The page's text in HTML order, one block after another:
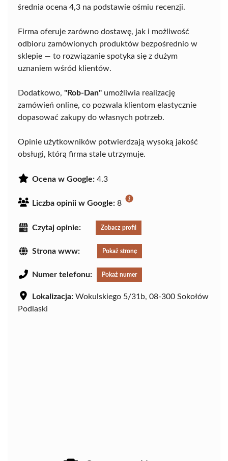
średnia ocena 4,3 na podstawie ośmiu recenzji.
Firma oferuje zarówno dostawę, jak i możliwość
odbioru zamówionych produktów bezpośrednio w
sklepie — to rozwiązanie spotyka się z dużym
uznaniem wśród klientów.
Dodatkowo, "Rob-Dan" umożliwia realizację
zamówień online, co pozwala klientom elastycznie
dopasować zakupy do własnych potrzeb.
Opinie użytkowników potwierdzają wysoką jakość
obsługi, którą firma stale utrzymuje.
Ocena w Google: 4.3
Liczba opinii w Google: 8
Czytaj opinie: Zobacz profil
Strona www: Pokaż stronę
Numer telefonu: Pokaż numer
Lokalizacja: Wokulskiego 5/31b, 08-300 Sokołów
Podlaski